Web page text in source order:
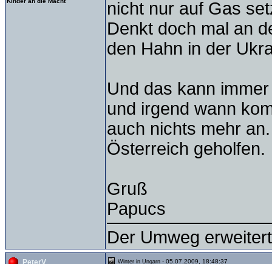
nicht nur auf Gas
Denkt doch mal an
den Hahn in der
Und das kann
und irgend wann
auch nichts mehr
Österreich geholfen.
Gruß
Papucs
Der Umweg
PeterV Winter in Ungarn - 05.07.2009, 18:48:37